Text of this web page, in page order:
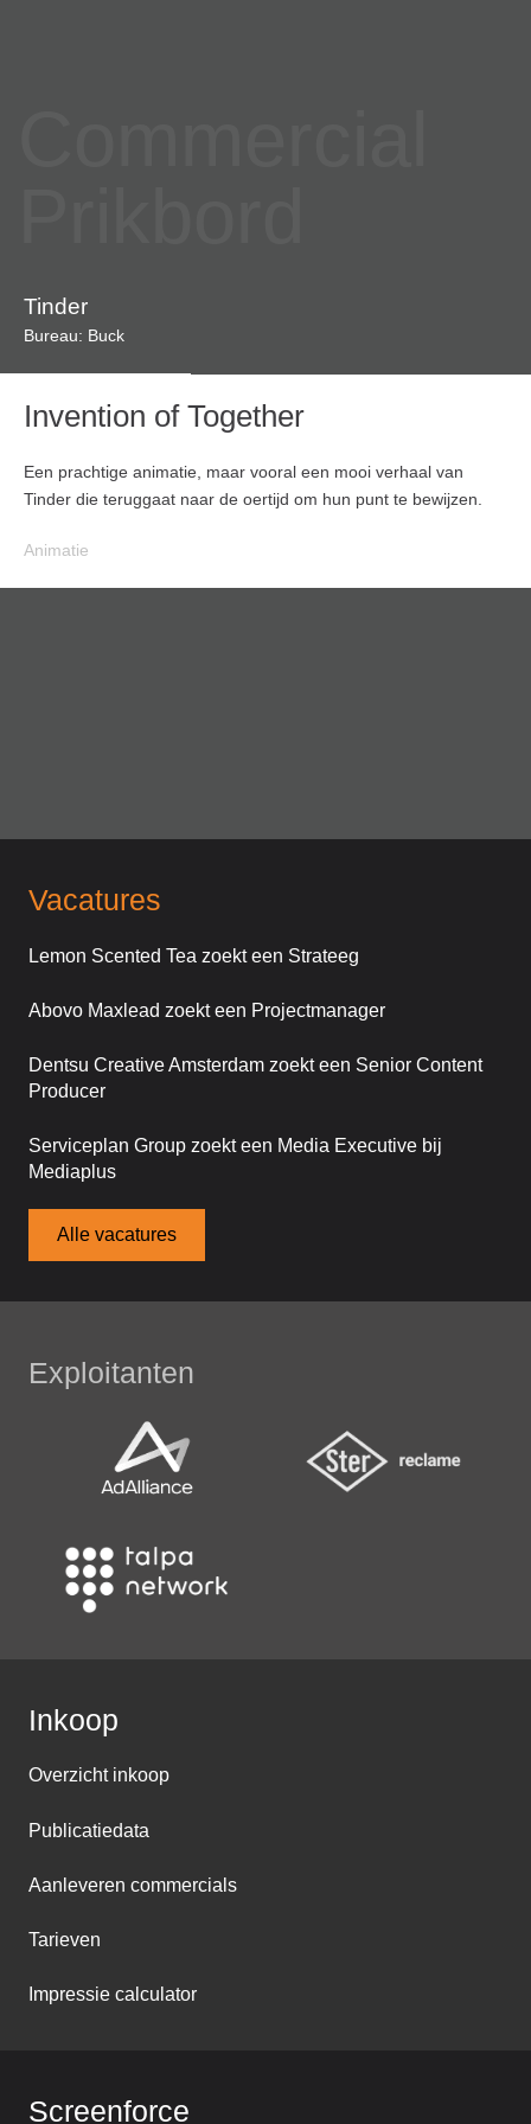
Tinder
Bureau: Buck
Invention of Together
Een prachtige animatie, maar vooral een mooi verhaal van
Tinder die teruggaat naar de oertijd om hun punt te bewijzen.
Animatie
Vacatures
Lemon Scented Tea zoekt een Strateeg
Abovo Maxlead zoekt een Projectmanager
Dentsu Creative Amsterdam zoekt een Senior Content
Producer
Serviceplan Group zoekt een Media Executive bij
Mediaplus
Alle vacatures
Exploitanten
Inkoop
Overzicht inkoop
Publicatiedata
Aanleveren commercials
Tarieven
Impressie calculator
Screenforce